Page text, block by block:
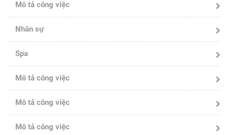
Mô tả công việc
Nhân sự
Spa
Mô tả công việc
Mô tả công việc
Mô tả công việc